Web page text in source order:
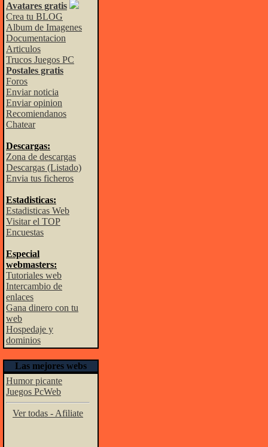
Avatares gratis
Crea tu BLOG
Album de Imagenes
Documentacion
Articulos
Trucos Juegos PC
Postales gratis
Foros
Enviar noticia
Enviar opinion
Recomiendanos
Chatear
Descargas:
Zona de descargas
Descargas (Listado)
Envia tus ficheros
Estadisticas:
Estadisticas Web
Visitar el TOP
Encuestas
Especial
webmasters:
Tutoriales web
Intercambio de
enlaces
Gana dinero con tu
web
Hospedaje y
dominios
Las mejores webs
Humor picante
Juegos PcWeb
Ver todas - Afiliate